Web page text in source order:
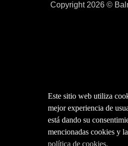
Copyright 2026 ©
Este sitio web utiliza
mejor experiencia de
está dando su
mencionadas cookies y
política de cookies.